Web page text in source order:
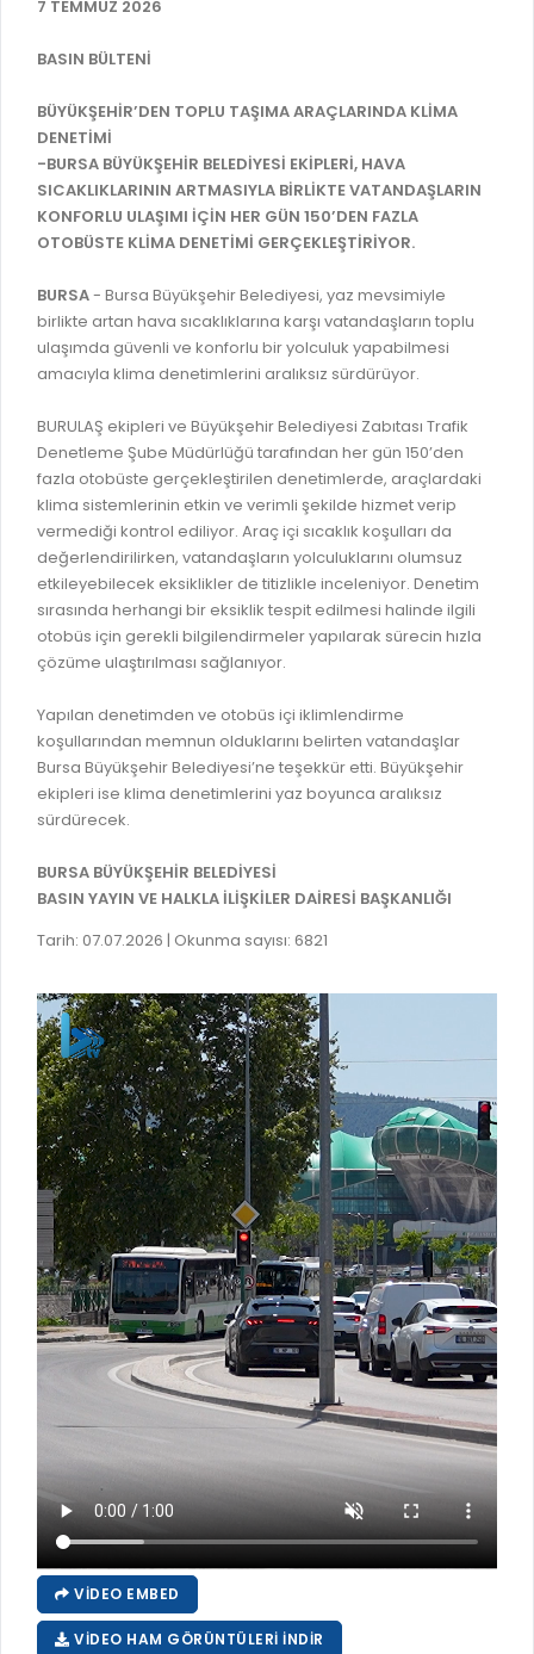
BİLGİ EDİNME
MECLİS
MECLİS ÜYELERİ
KOMİSYON ÜYELERİ
MECLİS KARARLARI
MECLİS GÜNDEMİ VE KARAR ÖZETLERİ
STRATEJİK PLANLAR
PERFORMANS PROGRAMI
FAALİYET RAPORLARI
KESİN HESAPLAR
GELİR TARİFESİ
İMAR PLANI DEĞİŞİKLİKLERİ
UKOME TOPLANTILARI
FOTOĞRAF GALERİSİ
BURSA GÜNLÜĞÜ DERGİSİ
AYKOME KARARLARI
BURSA YAYINLARI
VİZYON & MİSYON
POLİTİKALARIMIZ
KALITE BELGELERIMIZ
KVKK AYDINLATMA METNI
YÖNETMELIKLER / YÖNERGELER
KAMU HİZMET STANDARTLARI (KAHİS)
YANGIN SİGORTA E-BEYANNAME
ORKESTRA KAYIT
SEYAHAT KARTI SORGULAMA
BURSA AKADEMİ
İTFAİYE RAPORU
ONLİNE KATI ATIK BAŞVURUSU
BADEM KAYIT
İHALE İLANLARI
DOĞRUDAN TEMİN İLANLARI
EVRAK TAKİBİ
MEZARLIK BİLGİ SİSTEMİ
GENEL EVRAK KAYIT
BAĞLANTILAR
WEB - MOBIL UYGULAMALARIMIZ
KURUM İÇİ UYGULAMALAR
E-DEVLET KAPISI
SANAL TURLAR
KURUMLAR
RUHSATLI HAFRİYAT ALANLARI
ŞİKAYET TAKİBİ (KURUMLAR)
MÜHENDİS, MİMAR VE SÜRVEYAN KAYITLARI (İLÇE
MÜHENDİS, MİMAR VE SÜRVEYAN KAYITLARI
VEFAT KAYDI GİRİŞİ (İLÇE BELEDİYELER)
YER SEÇİM BELGESİ, MOBİL VE SAHA DOLABI BAŞVURULARI
GÜNLÜK KAZI ÇALIŞMALARI
TARIMSAL AMAÇLI METEOROLOJİ İSTASYON VERİLERİ
7 TEMMUZ 2026
BASIN BÜLTENİ
BÜYÜKŞEHİR’DEN TOPLU TAŞIMA ARAÇLARINDA KLİMA
DENETİMİ
-BURSA BÜYÜKŞEHİR BELEDİYESİ EKİPLERİ, HAVA
SICAKLIKLARININ ARTMASIYLA BİRLİKTE VATANDAŞLARIN
KONFORLU ULAŞIMI İÇİN HER GÜN 150’DEN FAZLA
OTOBÜSTE KLİMA DENETİMİ GERÇEKLEŞTİRİYOR.
BURSA- Bursa Büyükşehir Belediyesi, yaz mevsimiyle
birlikte artan hava sıcaklıklarına karşı vatandaşların toplu
ulaşımda güvenli ve konforlu bir yolculuk yapabilmesi
amacıyla klima denetimlerini aralıksız sürdürüyor.
BURULAŞ ekipleri ve Büyükşehir Belediyesi Zabıtası Trafik
Denetleme Şube Müdürlüğü tarafından her gün 150’den
fazla otobüste gerçekleştirilen denetimlerde, araçlardaki
klima sistemlerinin etkin ve verimli şekilde hizmet verip
vermediği kontrol ediliyor. Araç içi sıcaklık koşulları da
değerlendirilirken, vatandaşların yolculuklarını olumsuz
etkileyebilecek eksiklikler de titizlikle inceleniyor. Denetim
sırasında herhangi bir eksiklik tespit edilmesi halinde ilgili
otobüs için gerekli bilgilendirmeler yapılarak sürecin hızla
çözüme ulaştırılması sağlanıyor.
Yapılan denetimden ve otobüs içi iklimlendirme
koşullarından memnun olduklarını belirten vatandaşlar
Bursa Büyükşehir Belediyesi’ne teşekkür etti. Büyükşehir
ekipleri ise klima denetimlerini yaz boyunca aralıksız
sürdürecek.
BURSA BÜYÜKŞEHİR BELEDİYESİ
BASIN YAYIN VE HALKLA İLİŞKİLER DAİRESİ BAŞKANLIĞI
Tarih: 07.07.2026 | Okunma sayısı: 6821
VIDEO EMBED
VIDEO HAM GÖRÜNTÜLERI İNDIR